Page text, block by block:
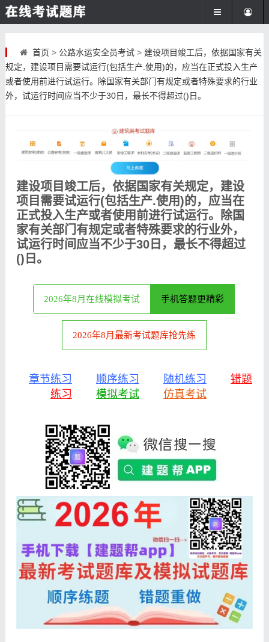
首页 > 公路水运安全员考试> 建设项目竣工后，依据国家有关
规定，建设项目需要试运行(包括生产.使用)的，应当在正式投入生产
或者使用前进行试运行。除国家有关部门有规定或者特殊要求的行业
外，试运行时间应当不少于30日，最长不得超过()日。
建设项目竣工后，依据国家有关规定，建设
项目需要试运行(包括生产.使用)的，应当在
正式投入生产或者使用前进行试运行。除国
家有关部门有规定或者特殊要求的行业外，
试运行时间应当不少于30日，最长不得超过
()日。
2026年8月在线模拟考试 手机答题更精彩
2026年8月最新考试题库抢先练
章节练习 顺序练习 随机练习
错题
练习
模拟考试 仿真考试